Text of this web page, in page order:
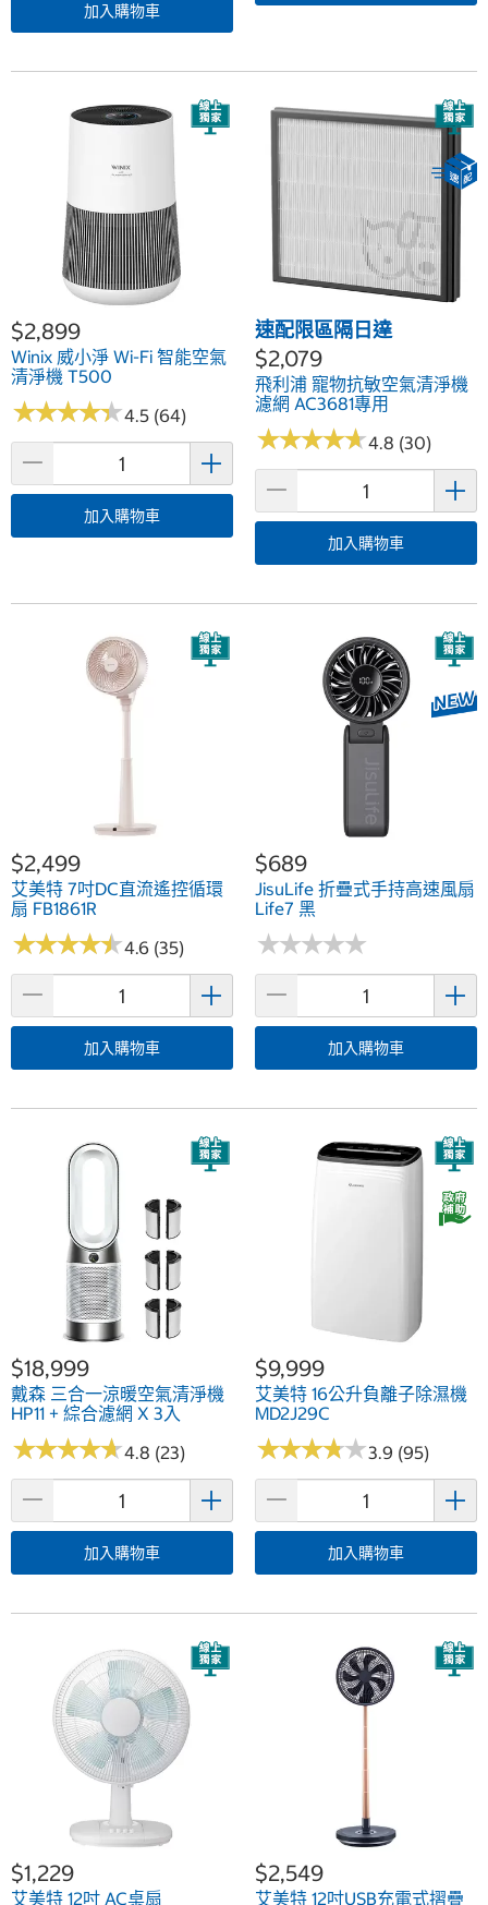
加入購物車
$2,899
Winix 威小淨 Wi-Fi 智能空氣
清淨機 T500
★★★★★
★★★★★4.5 (64)
加入購物車
速配限區隔日達
$2,079
飛利浦 寵物抗敏空氣清淨機
濾網 AC3681專用
★★★★★
★★★★★4.8 (30)
加入購物車
$2,499
艾美特 7吋DC直流遙控循環
扇 FB1861R
★★★★★
★★★★★4.6 (35)
加入購物車
$689
JisuLife 折疊式手持高速風扇
Life7 黑
★★★★★
★★★★★
加入購物車
$18,999
戴森 三合一涼暖空氣清淨機
HP11 + 綜合濾網 X 3入
★★★★★
★★★★★4.8 (23)
加入購物車
$9,999
艾美特 16公升負離子除濕機
MD2J29C
★★★★★
★★★★★3.9 (95)
加入購物車
$1,229
艾美特 12吋 AC桌扇
$2,549
艾美特 12吋USB充電式摺疊